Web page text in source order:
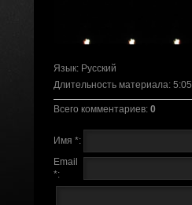
Язык: Русский
Длительность материала: 5:05
Всего комментариев: 0
Имя *:
Email
*: